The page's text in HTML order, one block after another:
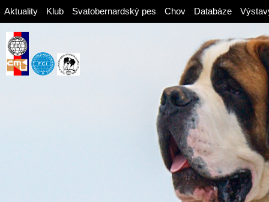
Aktuality Klub Svatobernardský pes Chov Databáze